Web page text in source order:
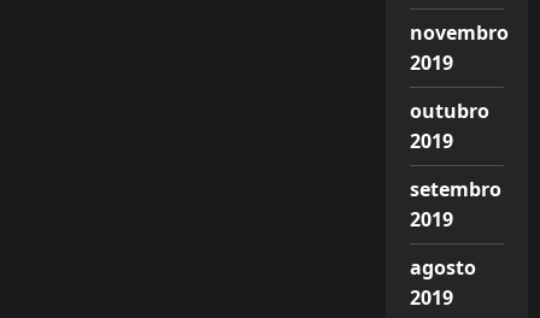
novembro
2019
outubro
2019
setembro
2019
agosto
2019